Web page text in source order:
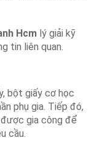
Hcm lý giải kỹ
tin liên quan.
bột giấy cơ học
phụ gia. Tiếp đó,
gia công để
cầu.